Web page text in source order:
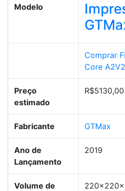
Modelo
Comprar
Core A2V2
Preço
estimado
R$5130,00
Fabricante GTMax
Ano de
Lançamento
2019
Volume de